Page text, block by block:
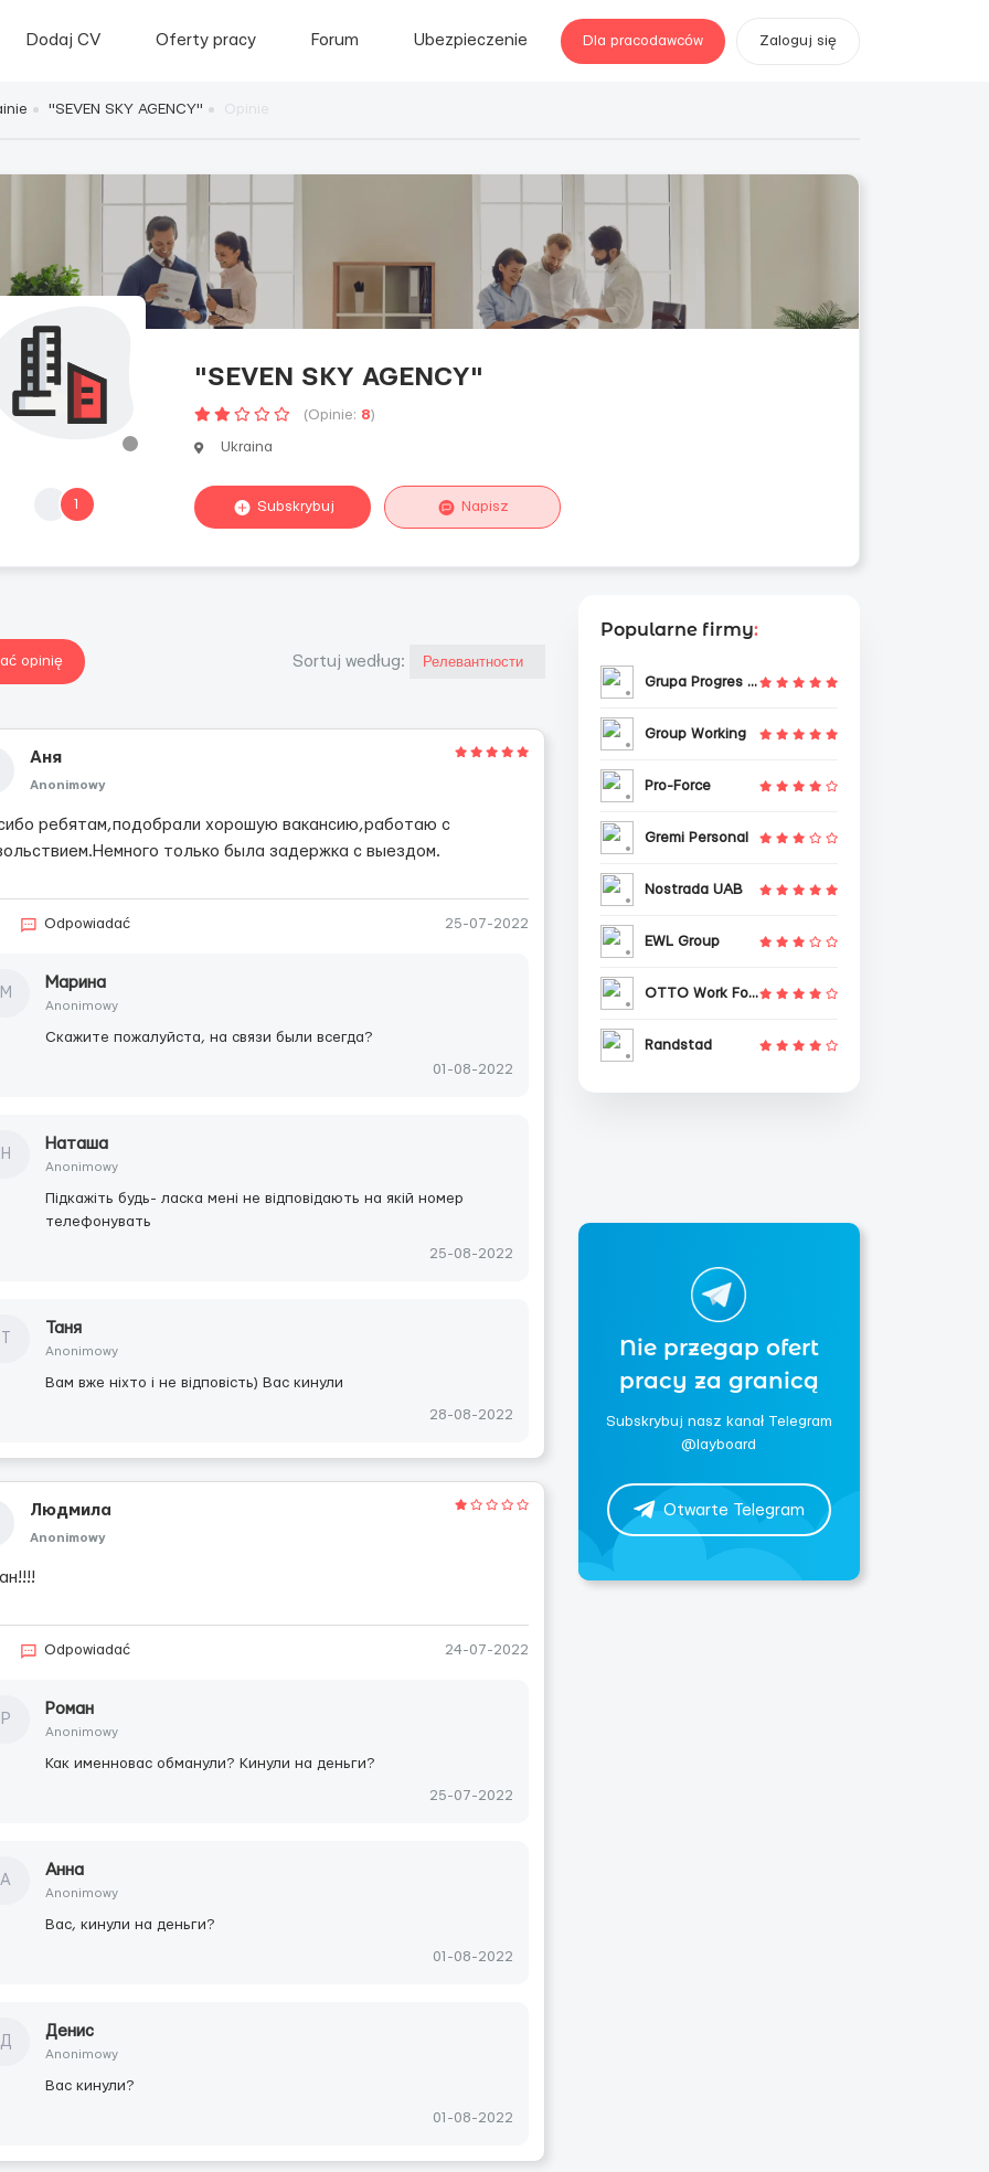
Dodaj CV Oferty pracy Forum Ubezpieczenie Dla pracodawców Zaloguj się
"SEVEN SKY AGENCY"
1
"SEVEN SKY AGENCY"
(Opinie: 8)
Ukraina
Subskrybuj Napisz
opinię Sortuj według:
Аня
Anonimowy
ребятам,подобрали хорошую вакансию,работаю с
только была задержка с выездом.
Odpowiadać 25-07-2022
М
Марина
Anonimowy
Скажите пожалуйста, на связи были всегда?
01-08-2022
Н
Наташа
Anonimowy
Підкажіть будь- ласка мені не відповідають на якій номер
телефонувать
25-08-2022
Таня
Anonimowy
Вам вже ніхто і не відповість) Вас кинули
28-08-2022
Людмила
Anonimowy
Odpowiadać 24-07-2022
Р
Роман
Anonimowy
Как именновас обманули? Кинули на деньги?
25-07-2022
А
Анна
Anonimowy
Вас, кинули на деньги?
01-08-2022
Д
Денис
Anonimowy
Вас кинули?
01-08-2022
Popularne firmy:
Grupa Progres Sp. z o.o.
Group Working
Pro-Force
Gremi Personal
Nostrada UAB
EWL Group
OTTO Work Force
Randstad
Nie przegap ofert
pracy za granicą
Subskrybuj nasz kanał Telegram
@layboard
Otwarte Telegram